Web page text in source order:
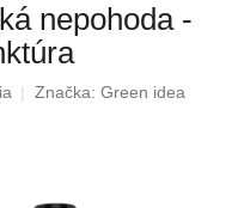
nepohoda -
Značka: Green idea